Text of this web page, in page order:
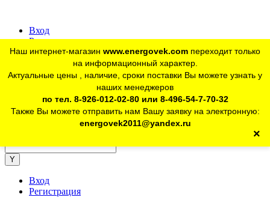
Вход
Регистрация
Для юр. лиц:+7 (926) 012-02-80
telegram Розничный магазин:+7 (925) 902-46-10
Наш интернет-магазин www.energovek.com переходит только
на информационный характер.
Актуальные цены , наличие, сроки поставки Вы можете узнать у
наших менеджеров
по тел. 8-926-012-02-80 или 8-496-54-7-70-32
Также Вы можете отправить нам Вашу заявку на электронную:
energovek2011@yandex.ru
×
Вход
Регистрация